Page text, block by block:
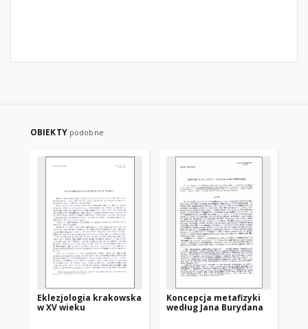
OBIEKTY podobne
Eklezjologia krakowska
w XV wieku
Koncepcja metafizyki
według Jana Burydana